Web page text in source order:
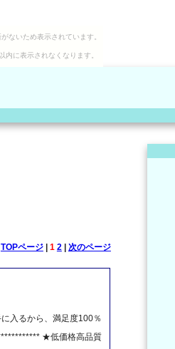
ないため表示されています。
内に表示されなくなります。
TOPページ| 1 2| 次のページ
入るから、満足度100％
★低価格高品質